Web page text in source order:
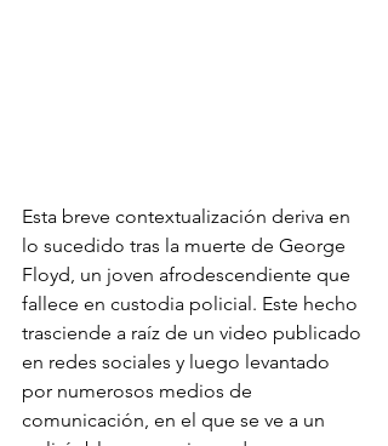
Esta breve contextualización deriva en
lo sucedido tras la muerte de George
Floyd, un joven afrodescendiente que
fallece en custodia policial. Este hecho
trasciende a raíz de un video publicado
en redes sociales y luego levantado
por numerosos medios de
comunicación, en el que se ve a un